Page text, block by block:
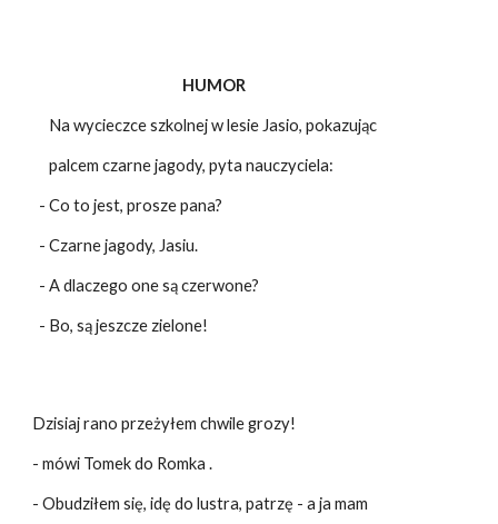
HUMOR
Na wycieczce szkolnej w lesie Jasio, pokazując
palcem czarne jagody, pyta nauczyciela:
- Co to jest, prosze pana?
- Czarne jagody, Jasiu.
- A dlaczego one są czerwone?
- Bo, są jeszcze zielone!
Dzisiaj rano przeżyłem chwile grozy!
- mówi Tomek do Romka .
- Obudziłem się, idę do lustra, patrzę - a ja mam